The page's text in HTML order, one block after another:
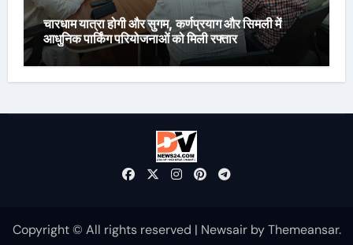
चारधाम यात्रा होगी और सुगम, कर्णप्रयाग और सिमली में
आधुनिक पार्किंग परियोजनाओं को मिली रफ्तार
Copyright © All rights reserved | NewsairbyThemeansar.